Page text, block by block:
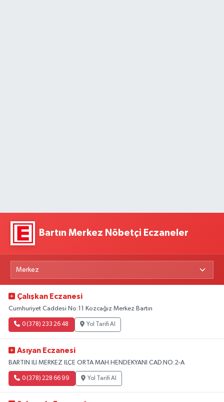
Bartın Merkez Nöbetçi Eczaneler
Çalışkan Eczanesi
Cumhuriyet Caddesi No:11 Kozcağız Merkez Bartın
0 (378) 233 26 48 Yol Tarifi Al
Asıyan Eczanesi
BARTIN ILI MERKEZ ILÇE ORTA MAH.HENDEKYANI CAD.NO:2-A
0 (378) 228 66 99 Yol Tarifi Al